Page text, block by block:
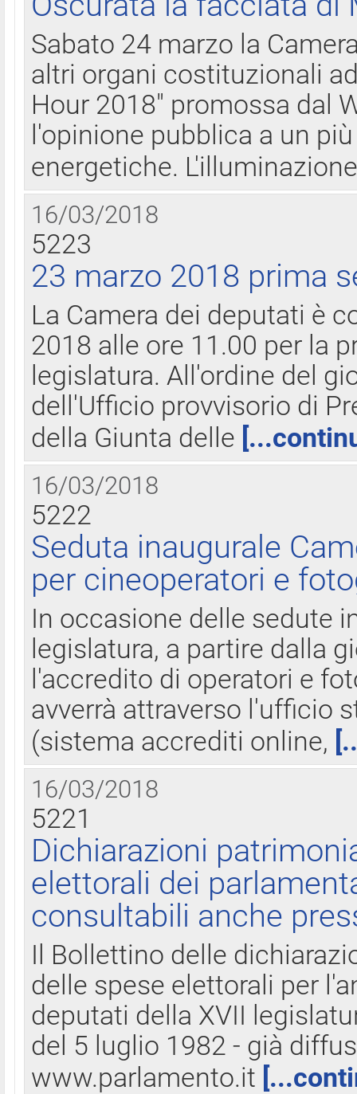
Sabato 24 marzo la
altri organi costituzionali
Hour 2018" promossa dal
l'opinione pubblica a un
energetiche.
16/03/2018
5223
23 marzo 2018 prima
La Camera dei deputati è
2018 alle ore 11.00 per la
legislatura. All'ordine del
dell'Ufficio provvisorio di
della Giunta delle
16/03/2018
5222
Seduta inaugurale
per cineoperatori e
In occasione delle sedute
legislatura, a partire dalla
l'accredito di operatori e
avverrà attraverso l'ufficio
(sistema accrediti online,
16/03/2018
5221
Dichiarazioni
elettorali dei
consultabili anche
Il Bollettino delle
delle spese elettorali per
deputati della XVII
del 5 luglio 1982 - già
www.parlamento.it